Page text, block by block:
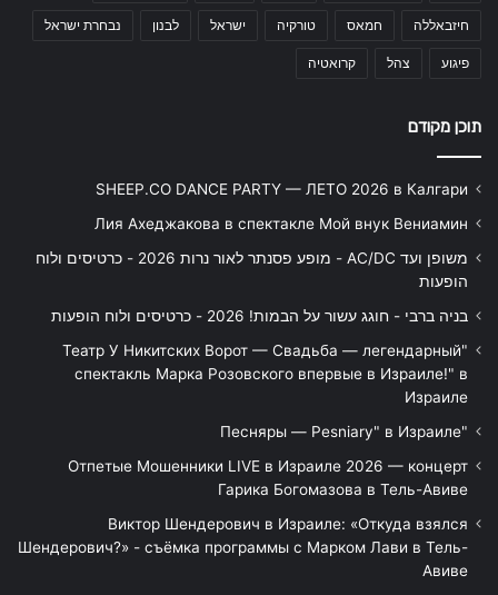
חיזבאללה חמאס טורקיה ישראל לבנון נבחרת ישראל
פיגוע צהל קרואטיה
תוכן מקודם
SHEEP.CO DANCE PARTY — ЛЕТО 2026 в Калгари
Лия Ахеджакова в спектакле Мой внук Вениамин
משופן ועד AC/DC - מופע פסנתר לאור נרות 2026 - כרטיסים ולוח
הופעות
בניה ברבי - חוגג עשור על הבמות! 2026 - כרטיסים ולוח הופעות
"Театр У Никитских Ворот — Свадьба — легендарный
спектакль Марка Розовского впервые в Израиле!" в
Израиле
"Песняры — Pesniary" в Израиле
Отпетые Мошенники LIVE в Израиле 2026 — концерт
Гарика Богомазова в Тель-Авиве
Виктор Шендерович в Израиле: «Откуда взялся
Шендерович?» - съёмка программы с Марком Лави в Тель-
Авиве